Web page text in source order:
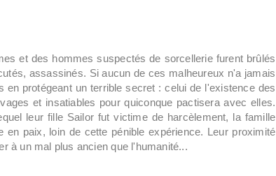
et des hommes suspectés de sorcellerie furent brûlés
assassinés. Si aucun de ces malheureux n'a jamais
protégeant un terrible secret : celui de l'existence des
et insatiables pour quiconque pactisera avec elles.
leur fille Sailor fut victime de harcèlement, la famille
paix, loin de cette pénible expérience. Leur proximité
à un mal plus ancien que l'humanité...